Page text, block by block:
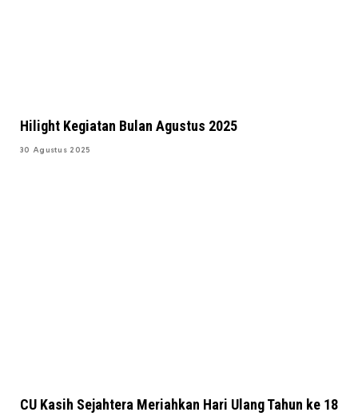
Hilight Kegiatan Bulan Agustus 2025
30 Agustus 2025
CU Kasih Sejahtera Meriahkan Hari Ulang Tahun ke 18